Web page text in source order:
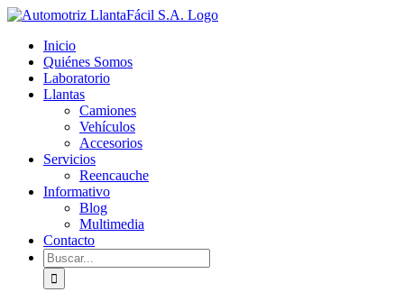
Skip
content
facebook
youtube
Inicio
Quiénes Somos
Laboratorio
Llantas
Camiones
Vehículos
Accesorios
Servicios
Reencauche
Informativo
Blog
Multimedia
Contacto
Buscar: